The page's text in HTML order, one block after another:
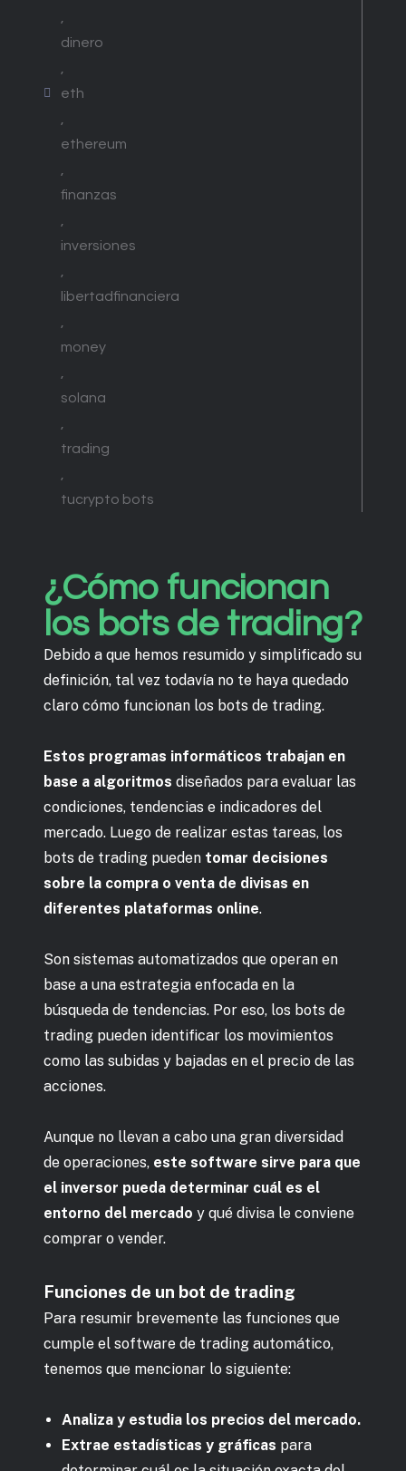
dinero
eth
ethereum
finanzas
inversiones
libertadfinanciera
money
solana
trading
tucrypto bots
¿Cómo funcionan
los bots de trading?
Debido a que hemos resumido y simplificado su
definición, tal vez todavía no te haya quedado
claro cómo funcionan los bots de trading.
Estos programas informáticos trabajan en
base a algoritmos diseñados para evaluar las
condiciones, tendencias e indicadores del
mercado. Luego de realizar estas tareas, los
bots de trading pueden tomar decisiones
sobre la compra o venta de divisas en
diferentes plataformas online.
Son sistemas automatizados que operan en
base a una estrategia enfocada en la
búsqueda de tendencias. Por eso, los bots de
trading pueden identificar los movimientos
como las subidas y bajadas en el precio de las
acciones.
Aunque no llevan a cabo una gran diversidad
de operaciones, este software sirve para que
el inversor pueda determinar cuál es el
entorno del mercado y qué divisa le conviene
comprar o vender.
Funciones de un bot de trading
Para resumir brevemente las funciones que
cumple el software de trading automático,
tenemos que mencionar lo siguiente:
Analiza y estudia los precios del mercado.
Extrae estadísticas y gráficas para